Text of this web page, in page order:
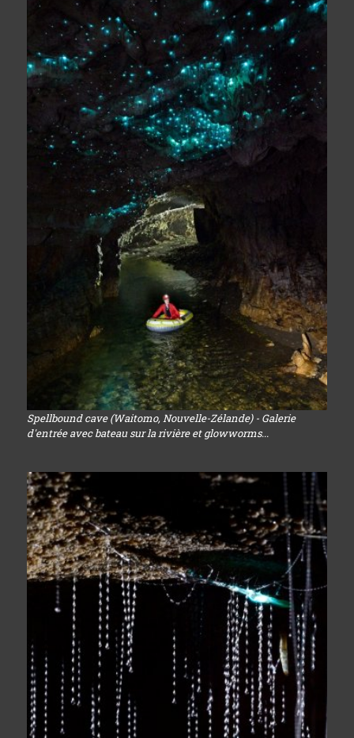
Spellbound cave (Waitomo, Nouvelle-Zélande) - Galerie
d'entrée avec bateau sur la rivière et glowworms...